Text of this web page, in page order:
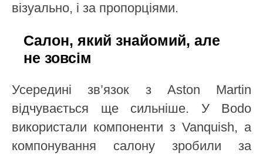
візуально, і за пропорціями.
Салон, який знайомий, але
не зовсім
Усередині зв’язок з Aston Martin
відчувається ще сильніше. У Bodo
використали компоненти з Vanquish, а
компонування салону зробили за